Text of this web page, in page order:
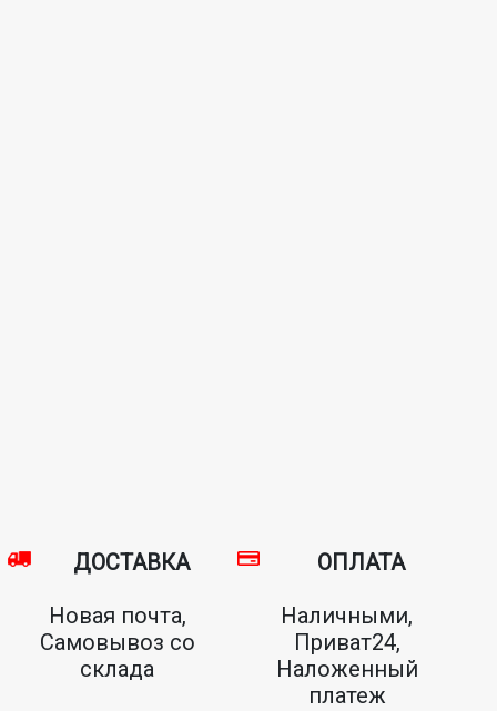
ДОСТАВКА
Новая почта,
Самовывоз со
склада
ОПЛАТА
Наличными,
Приват24,
Наложенный
платеж